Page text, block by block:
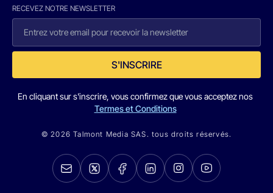
RECEVEZ NOTRE NEWSLETTER
S'INSCRIRE
En cliquant sur s'inscrire, vous confirmez que vous acceptez nos
Termes et Conditions
© 2026 Talmont Media SAS. tous droits réservés.